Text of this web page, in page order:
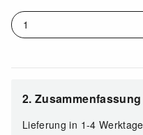
2. Zusammenfassung
Lieferung in 1-4